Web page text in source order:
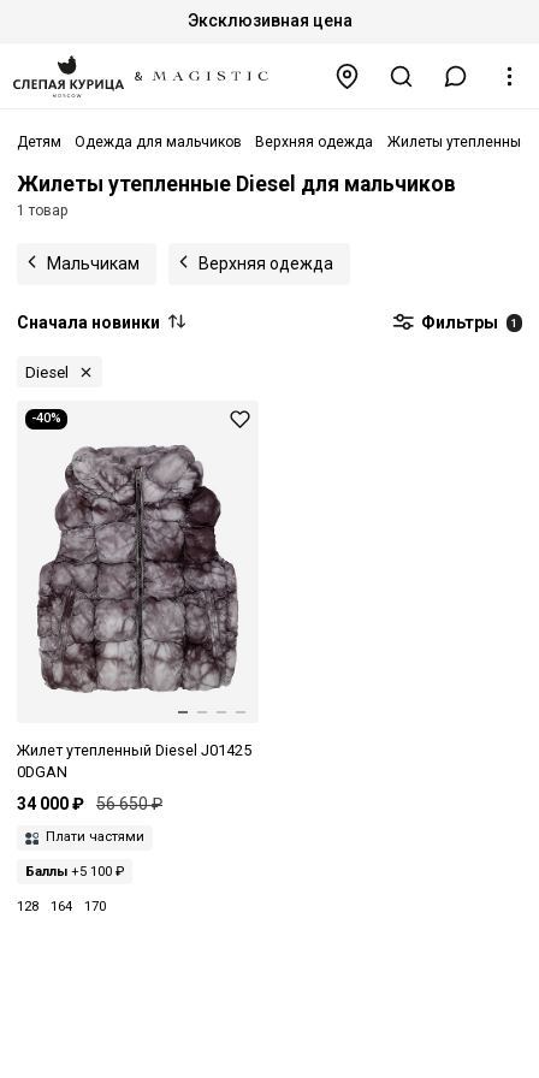
Эксклюзивная цена
Детям Одежда для мальчиков Верхняя одежда Жилеты утепленные
Жилеты утепленные Diesel для мальчиков
1 товар
Мальчикам Верхняя одежда
Сначала новинки Фильтры 1
Diesel
-40%
Жилет утепленный Diesel J01425
0DGAN
34 000 ₽ 56 650 ₽
Плати частями
Баллы +5 100 ₽
128 164 170